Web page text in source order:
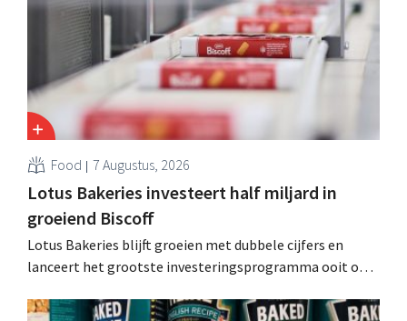
Food 7 Augustus, 2026
Lotus Bakeries investeert half miljard in
groeiend Biscoff
Lotus Bakeries blijft groeien met dubbele cijfers en
lanceert het grootste investeringsprogramma ooit om
moeten dit momentum grijpen”.